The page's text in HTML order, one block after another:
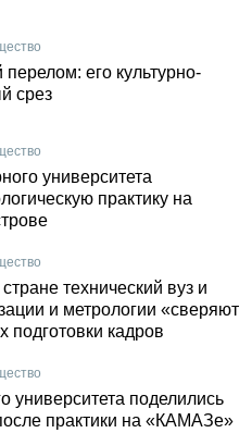
перелом: его культурно-
срез
университета
практику на
технический вуз и
и метрологии «сверяют
подготовки кадров
университета поделились
практики на «КАМАЗе»